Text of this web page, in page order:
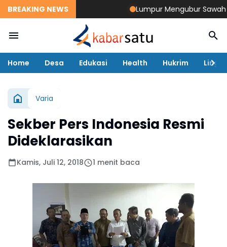
BREAKING NEWS Lumpur Mengubur Sawah
Home Desa Edukasi Health Hukrim
Varia
Sekber Pers Indonesia Resmi
Dideklarasikan
Kamis, Juli 12, 2018 1 menit baca